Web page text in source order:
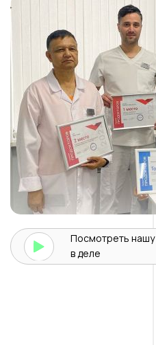
Посмотреть нашу
в деле